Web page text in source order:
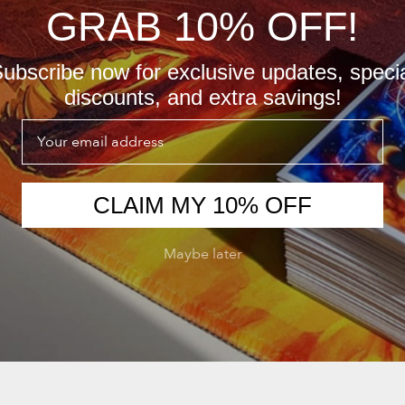
GRAB 10% OFF!
now for exclusive updates,
discounts, and extra savings!
Email
CLAIM MY 10% OFF
Maybe later